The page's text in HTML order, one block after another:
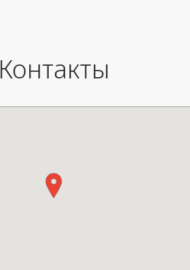
Контакты